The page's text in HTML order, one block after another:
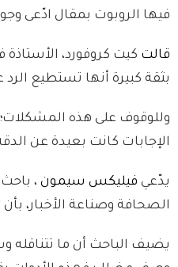
فيها الروبوت بمقال ادّعى
قالت كيت كروفورد، الأستاذة
بثقة كبيرة أنها تستطيع
وللوقوف على هذه
الإجابات كانت بعيدة عن
يدّعي فيليكس سيمون ،
الصحافة وصناعة الأخبار،
يضيف الباحث أن ما تتناقله